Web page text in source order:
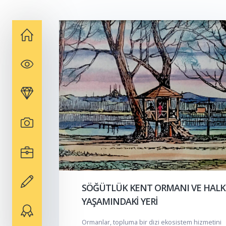
SÖĞÜTLÜK KENT ORMANI VE
YAŞAMINDAKİ YERİ
Ormanlar, topluma bir dizi ekosistem hizmetini